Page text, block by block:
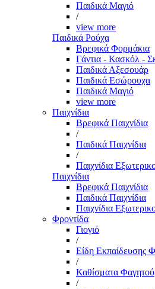
Παιδικά Μαγιό
/
view more
Παιδικά Ρούχα
Βρεφικά Φορμάκια
Γάντια - Κασκόλ -
Παιδικά Αξεσουάρ
Παιδικά Εσώρουχα
Παιδικά Μαγιό
view more
Παιχνίδια
Βρεφικά Παιχνίδια
/
Παιδικά Παιχνίδια
/
Παιχνίδια
Παιχνίδια
Βρεφικά Παιχνίδια
Παιδικά Παιχνίδια
Παιχνίδια
Φροντίδα
Γιογιό
/
Είδη Εκπαίδευσης
/
Καθίσματα Φαγητού
/